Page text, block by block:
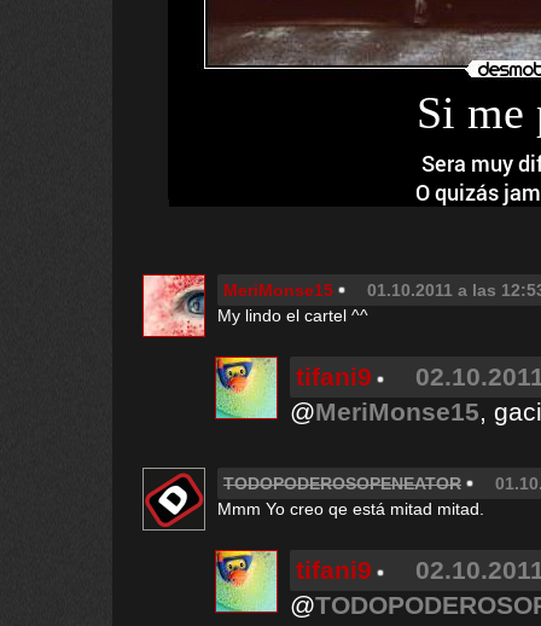
Si me
Sera muy
O quizás
MeriMonse15
01.10.2011 a las
My lindo el cartel ^^
tifani9
@MeriMonse15,
TODOPODEROSOPENEATOR
Mmm Yo creo qe está mitad mitad.
tifani9
@